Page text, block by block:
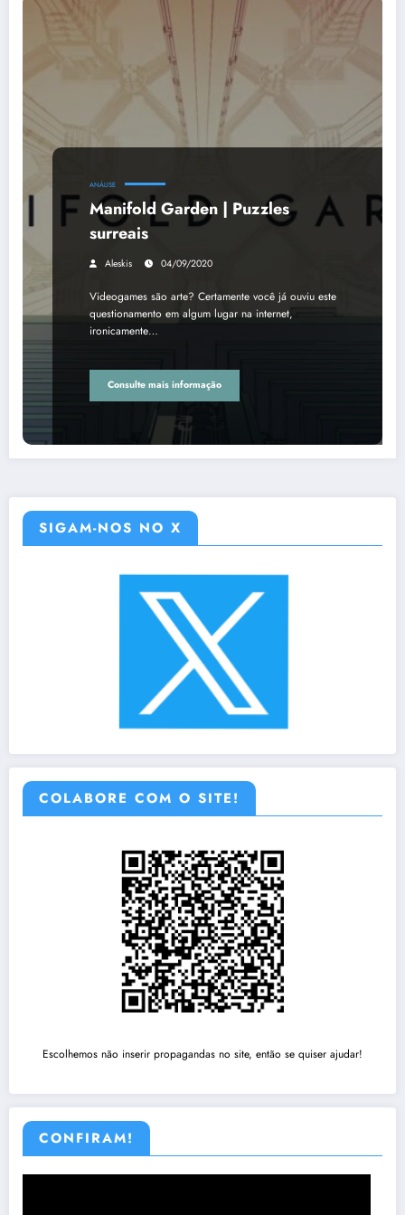
ANÁLISE
Manifold Garden | Puzzles
surreais
Aleskis 04/09/2020
Videogames são arte? Certamente você já ouviu este
questionamento em algum lugar na internet,
ironicamente…
Consulte mais informação
SIGAM-NOS NO X
COLABORE COM O SITE!
Escolhemos não inserir propagandas no site, então se quiser ajudar!
CONFIRAM!